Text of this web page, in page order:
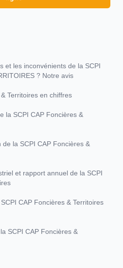
et les inconvénients de la SCPI
? Notre avis
Territoires en chiffres
la SCPI CAP Foncières &
la SCPI CAP Foncières &
et rapport annuel de la SCPI
CAP Foncières & Territoires
SCPI CAP Foncières &